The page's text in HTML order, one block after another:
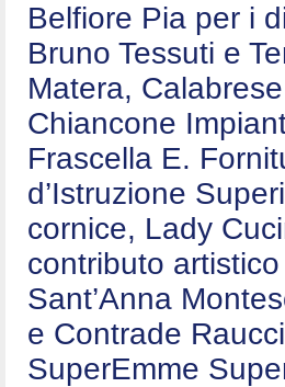
Belfiore Pia per i
Bruno Tessuti e
Matera,
Chiancone
Frascella E.
d’Istruzione
cornice, Lady
contributo
Sant’Anna
e Contrade
SuperEmme